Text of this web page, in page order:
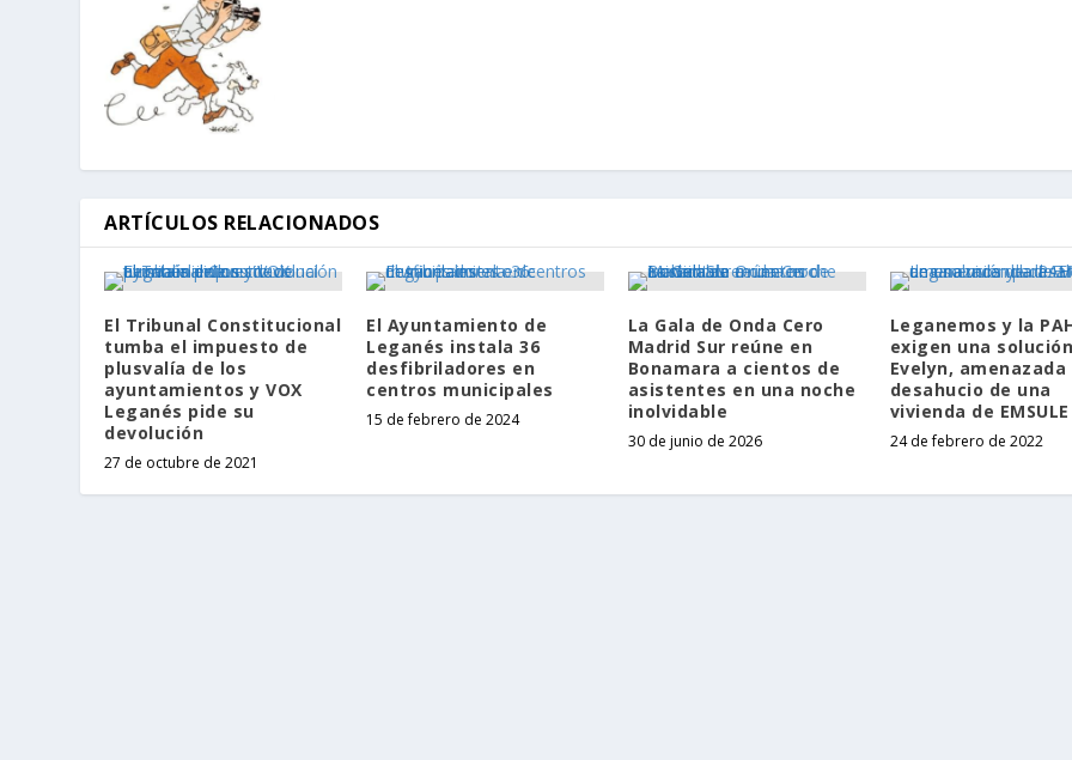
ARTÍCULOS RELACIONADOS
El Tribunal Constitucional
tumba el impuesto de
plusvalía de los
ayuntamientos y VOX
Leganés pide su
devolución
27 de octubre de 2021
El Ayuntamiento de
Leganés instala 36
desfibriladores en
centros municipales
15 de febrero de 2024
La Gala de Onda Cero
Madrid Sur reúne en
Bonamara a cientos de
asistentes en una noche
inolvidable
30 de junio de 2026
Leganemos y la
exigen una
Evelyn, amenazada
desahucio de una
vivienda de EMSULE
24 de febrero de 2022